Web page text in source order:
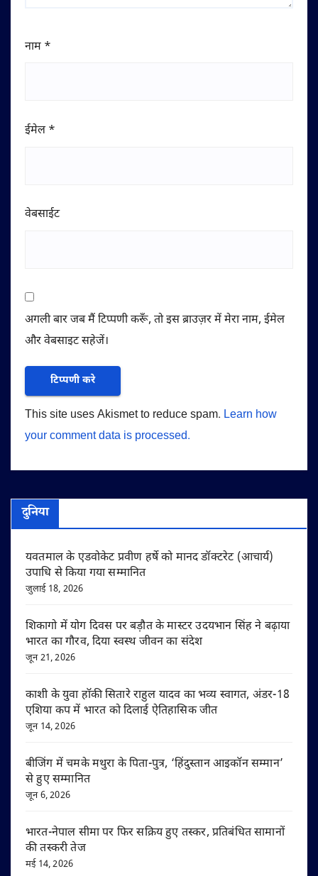
नाम *
ईमेल *
वेबसाईट
अगली बार जब मैं टिप्पणी करूँ, तो इस ब्राउज़र में मेरा नाम, ईमेल
और वेबसाइट सहेजें।
This site uses Akismet to reduce spam. Learn how
your comment data is processed.
दुनिया
यवतमाल के एडवोकेट प्रवीण हर्षे को मानद डॉक्टरेट (आचार्य)
उपाधि से किया गया सम्मानित
जुलाई 18, 2026
शिकागो में योग दिवस पर बड़ौत के मास्टर उदयभान सिंह ने बढ़ाया
भारत का गौरव, दिया स्वस्थ जीवन का संदेश
जून 21, 2026
काशी के युवा हॉकी सितारे राहुल यादव का भव्य स्वागत, अंडर-18
एशिया कप में भारत को दिलाई ऐतिहासिक जीत
जून 14, 2026
बीजिंग में चमके मथुरा के पिता-पुत्र, ‘हिंदुस्तान आइकॉन सम्मान’
से हुए सम्मानित
जून 6, 2026
भारत-नेपाल सीमा पर फिर सक्रिय हुए तस्कर, प्रतिबंधित सामानों
की तस्करी तेज
मई 14, 2026